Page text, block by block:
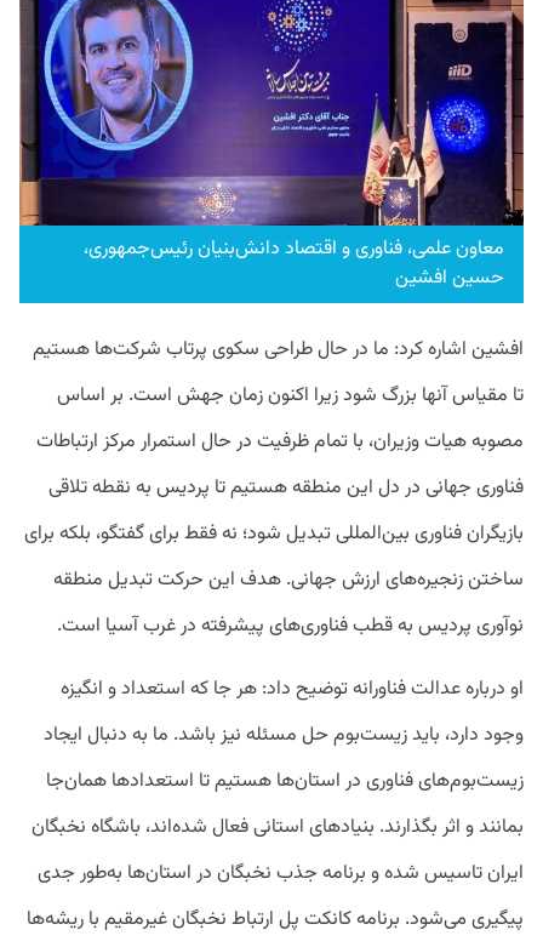
معاون علمی، فناوری و اقتصاد دانش‌بنیان رئیس‌جمهوری،
حسین افشین
افشین اشاره کرد: ما در حال طراحی سکوی پرتاب شرکت‌ها هستیم
تا مقیاس آنها بزرگ شود زیرا اکنون زمان جهش است. بر اساس
مصوبه هیات وزیران، با تمام ظرفیت در حال استمرار مرکز ارتباطات
فناوری جهانی در دل این منطقه هستیم تا پردیس به نقطه تلاقی
بازیگران فناوری بین‌المللی تبدیل شود؛ نه فقط برای گفتگو، بلکه برای
ساختن زنجیره‌های ارزش جهانی. هدف این حرکت تبدیل منطقه
نوآوری پردیس به قطب فناوری‌های پیشرفته در غرب آسیا است.
او درباره‌ عدالت فناورانه توضیح داد: هر جا که استعداد و انگیزه
وجود دارد، باید زیست‌بوم حل مسئله نیز باشد. ما به دنبال ایجاد
زیست‌بوم‌های فناوری در استان‌ها هستیم تا استعدادها همان‌جا
بمانند و اثر بگذارند. بنیادهای استانی فعال شده‌اند، باشگاه نخبگان
ایران تاسیس شده و برنامه جذب نخبگان در استان‌ها به‌طور جدی
پیگیری می‌شود. برنامه کانکت پل ارتباط نخبگان غیرمقیم با ریشه‌ها